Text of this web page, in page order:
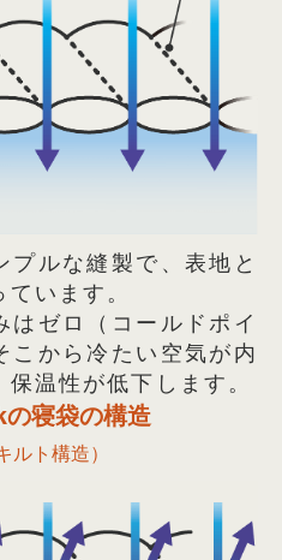
ルな縫製で、表地と
います。
ゼロ（コールドポイ
こから冷たい空気が内
温性が低下します。
寝袋の構造
ルト構造）